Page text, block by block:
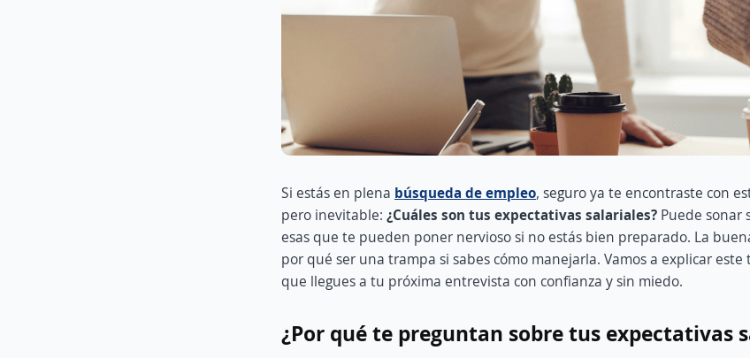
Si estás en plena búsqueda de empleo, seguro ya te encontraste con
pero inevitable: ¿Cuáles son tus expectativas salariales? Puede sonar
esas que te pueden poner nervioso si no estás bien preparado. La
por qué ser una trampa si sabes cómo manejarla. Vamos a explicar este
que llegues a tu próxima entrevista con confianza y sin miedo.
¿Por qué te preguntan sobre tus expectativas